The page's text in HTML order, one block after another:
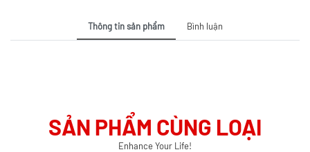
Thông tin sản phẩm Bình luận
SẢN PHẨM CÙNG LOẠI
Enhance Your Life!